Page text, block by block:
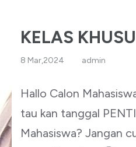
KELAS
8 Mar,2024 admin
Hallo Calon
tau kan tanggal
Mahasiswa? Jangan